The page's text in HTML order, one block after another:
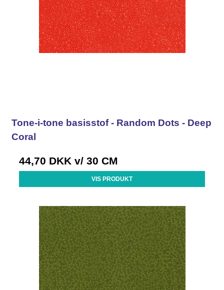
Tone-i-tone basisstof - Random Dots - Deep
Coral
44,70 DKK v/ 30 CM
VIS PRODUKT